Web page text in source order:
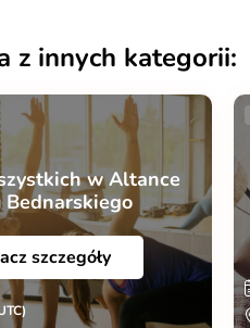
z innych kategorii:
w Altance
Bednarskiego
szczegóły